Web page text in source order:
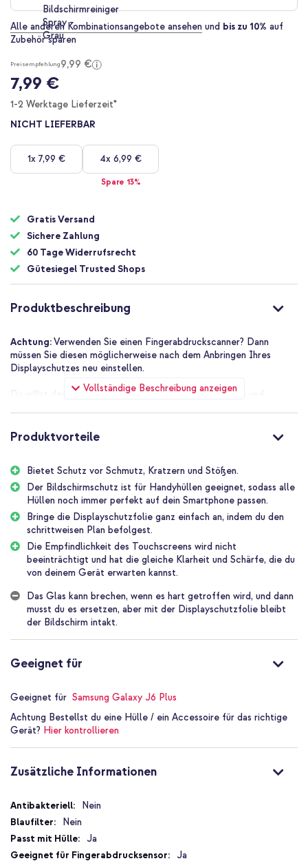
Alle anderen Kombinationsangebote ansehen und bis zu 10% auf
Zubehör sparen
Preisempfehlung9,99 €
7,99 €
1-2 Werktage Lieferzeit*
NICHT LIEFERBAR
1x 7,99 € 4x 6,99 €
Spare 13%
Gratis Versand
Sichere Zahlung
60 Tage Widerrufsrecht
Gütesiegel Trusted Shops
Produktbeschreibung
Vollständige Beschreibung anzeigen
Achtung:Verwenden Sie einen Fingerabdruckscanner? Dann
müssen Sie diesen möglicherweise nach dem Anbringen Ihres
Displayschutzes neu einstellen.
Du willst dein Smartphone optimal vor Stürzen, Stößen und
ist heutzutage ein Muss, um dein teures Smartphone vor Kratzern
transparent, kratzfest und speziell für dein Smartphone
entwickelt. Die Empfindlichkeit des Touchscreens wird nicht
beeinträchtigt und hat die gleiche Klarheit und Schärfe, die du von
deinem Gerät erwarten kannst. Außerdem verfügt die Hülle über
eine spezielle Beschichtung, die Fingerabdrücke und Flecken
vermindert. Kurz gesagt, es handelt sich um eine
Displayschutzfolie, die alle Annehmlichkeiten bietet!
Guter Schutz für dein Smartphone
Die Selencia Displayschutzfolie Gehärtetes Glas sorgt dafür, dass
der Bildschirm deines Smartphones nicht beschädigt wird. Das
Schutzglas ist aus starkem, gehärtetem Glas gefertigt, sodass sich
Empfindlichkeit des Touchscreens wird nicht beeinträchtigt und
hat die gleiche Klarheit und Schärfe, die du von deinem Gerät
erwarten kannst.
Für Handyhüllen geeignet
bedeutet, dass alle Hüllen auch dann noch auf dein Smartphone
passen, wenn du die Displayschutzfolie verwendest. So kannst du
dein Smartphone optimal schützen und es mit einer Hülle modisch
Diese Selencia Displayschutzfolie aus gehärtetem Glas hält
über eine spezielle Beschichtung, die Fingerabdrücke und Flecken
vermindert. Außerdem wird schädliches UV-Licht ferngehalten, um
deine Augen zu schützen. Kurz gesagt, es handelt sich um eine
Produktvorteile
Bietet Schutz vor Schmutz, Kratzern und Stößen.
Der Bildschirmschutz ist für Handyhüllen geeignet, sodass alle
Hüllen noch immer perfekt auf dein Smartphone passen.
Bringe die Displayschutzfolie ganz einfach an, indem du den
schrittweisen Plan befolgest.
Die Empfindlichkeit des Touchscreens wird nicht
beeinträchtigt und hat die gleiche Klarheit und Schärfe, die du
von deinem Gerät erwarten kannst.
Das Glas kann brechen, wenn es hart getroffen wird, und dann
musst du es ersetzen, aber mit der Displayschutzfolie bleibt
der Bildschirm intakt.
Geeignet für
Geeignet für Samsung Galaxy J6 Plus
Achtung Bestellst du eine Hülle / ein Accessoire für das richtige
Gerät? Hier kontrollieren
Zusätzliche Informationen
Zusätzliche
Informationen
Nein
Nein
Ja
Ja